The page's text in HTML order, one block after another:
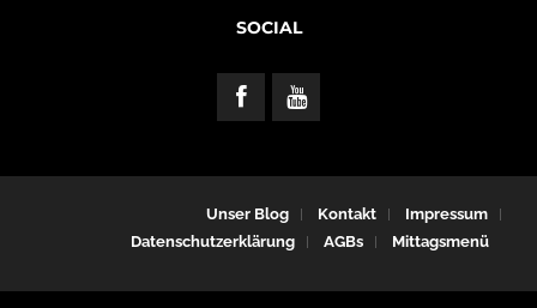
SOCIAL
Unser Blog Kontakt
Impressum
Datenschutzerklärung
AGBs Mittagsmenü